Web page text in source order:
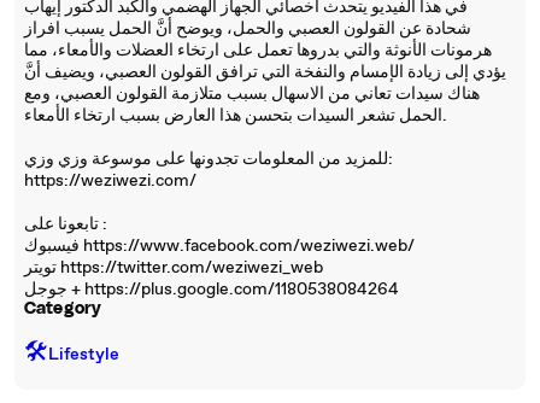
في هذا الفيديو يتحدث أخصائي الجهاز الهضمي والكبد الدكتور إيهاب
شحادة عن القولون العصبي والحمل، ويوضح أنَّ الحمل يسبب افراز
هرمونات الأنوثة والتي بدروها تعمل على ارتخاء العضلات والأمعاء، مما
يؤدي إلى زيادة الإمسام والنفخة التي ترافق القولون العصبي، ويضيف أنَّ
هناك سيدات تعاني من الاسهال بسبب متلازمة القولون العصبي، ومع
الحمل تشعر السيدات بتحسن هذا العارض بسبب ارتخاء الأمعاء.
للمزيد من المعلومات تجدونها على موسوعة وزي وزي:
https://weziwezi.com/
تابعونا على :
فيسبوك https://www.facebook.com/weziwezi.web/
تويتر https://twitter.com/weziwezi_web
جوجل + https://plus.google.com/1180538084264
Category
🛠️Lifestyle